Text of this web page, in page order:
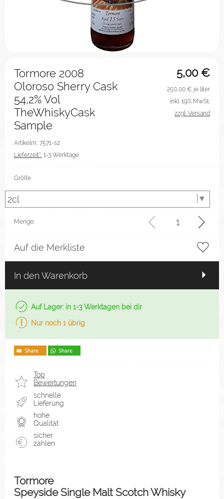
5,00 €
Tormore 2008
Oloroso Sherry Cask
54,2% Vol
TheWhiskyCask
Sample
Artikelnr.: 7571-s2
Lieferzeit*: 1-3 Werktage
250,00 € je liter
inkl. 19% MwSt.
zzgl. Versand
Größe
Menge:
Auf die Merkliste
In den Warenkorb
Auf Lager: in 1-3 Werktagen bei dir
Nur noch 1 übrig
Top
Bewertungen
schnelle
Lieferung
hohe
Qualität
sicher
zahlen
Tormore
Speyside Single Malt Scotch Whisky